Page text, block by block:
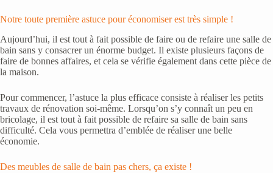
Notre toute première astuce pour économiser est très simple !
Aujourd’hui, il est tout à fait possible de faire ou de refaire une salle de
bain sans y consacrer un énorme budget. Il existe plusieurs façons de
faire de bonnes affaires, et cela se vérifie également dans cette pièce de
la maison.
Pour commencer, l’astuce la plus efficace consiste à réaliser les petits
travaux de rénovation soi-même. Lorsqu’on s’y connaît un peu en
bricolage, il est tout à fait possible de refaire sa salle de bain sans
difficulté. Cela vous permettra d’emblée de réaliser une belle
économie.
Des meubles de salle de bain pas chers, ça existe !